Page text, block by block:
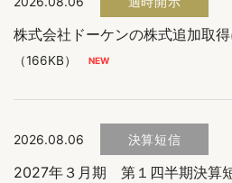
株式会社ドーケンの株式追加取
（166KB）
2026.08.06 決算短信
2027年３月期 第１四半期決算